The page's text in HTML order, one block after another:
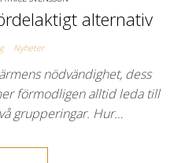
alternativ
Nyheter
nödvändighet, dess
förmodligen alltid leda till
grupperingar. Hur…